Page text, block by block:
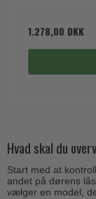
1.278,00 DKK
Hvad skal du
Start med at
andet på dørens
vælger en model,